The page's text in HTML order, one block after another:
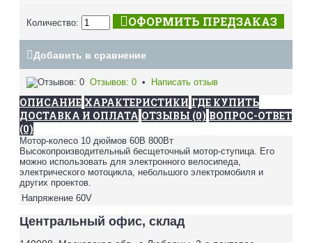
Количество: ОФОРМИТЬ ПРЕДЗАКАЗ
Добавить в сравнение
Отзывов: 0 • Написать отзыв
ОПИСАНИЕ ХАРАКТЕРИСТИКИ ГДЕ КУПИТЬ
ДОСТАВКА И ОПЛАТА ОТЗЫВЫ (0) ВОПРОС-ОТВЕТ
(0)
Мотор-колесо 10 дюймов 60В 800Вт
Высокопроизводительный бесщеточный мотор-ступица. Его
можно использовать для электронного велосипеда,
электрического мотоцикла, небольшого электромобиля и
других проектов.
Напряжение 60V
Центральный офис, склад